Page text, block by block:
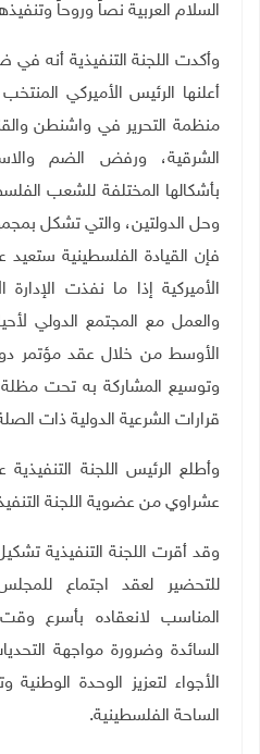
السلام العربية نصاً وروحاً
وأكدت اللجنة التنفيذية أنه في
أعلنها الرئيس الأميركي
منظمة التحرير في واشنطن
الشرقية، ورفض الضم
بأشكالها المختلفة للشعب
وحل الدولتين، والتي تشكل
فإن القيادة الفلسطينية ستعيد
الأميركية إذا ما نفذت الإدارة
والعمل مع المجتمع الدولي
الأوسط من خلال عقد مؤتمر
وتوسيع المشاركة به تحت مظلة
قرارات الشرعية الدولية ذات
وأطلع الرئيس اللجنة
عشراوي من عضوية اللجنة
وقد أقرت اللجنة التنفيذية
للتحضير لعقد اجتماع
المناسب لانعقاده بأسرع
السائدة وضرورة مواجهة
الأجواء لتعزيز الوحدة
الساحة الفلسطينية.